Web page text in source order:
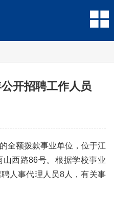
开招聘工作人员
全额拨款事业单位，位于江
西路86号。根据学校事业
人事代理人员8人，有关事